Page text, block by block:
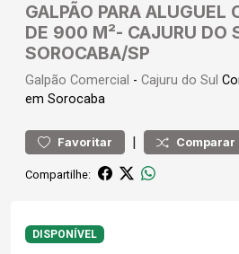
GALPÃO PARA ALUGUEL
DE 900 M²- CAJURU DO
SOROCABA/SP
Galpão Comercial - Cajuru do Sul
em Sorocaba
Favoritar | Comparar
Compartilhe:
DISPONÍVEL